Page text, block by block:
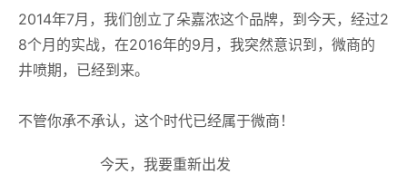
2014年7月，我们创立了朵嘉浓这个品牌，到今天，经过2
8个月的实战，在2016年的9月，我突然意识到，微商的
井喷期，已经到来。
不管你承不承认，这个时代已经属于微商！
今天，我要重新出发